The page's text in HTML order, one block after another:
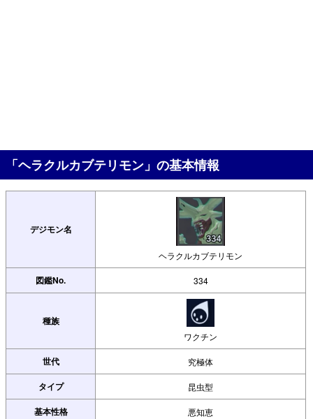
「ヘラクルカブテリモン」の基本情報
デジモン名
ヘラクルカブテリモン
図鑑No. 334
種族
ワクチン
世代 究極体
タイプ 昆虫型
基本性格 悪知恵